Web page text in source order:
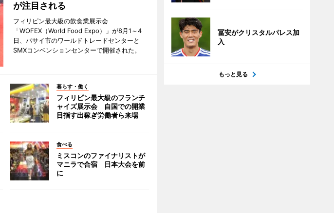
が注目される
フィリピン最大級の飲食業展示会
「WOFEX（World Food Expo）」が8月1～4
日、パサイ市のワールドトレードセンターと
SMXコンベンションセンターで開催された。
暮らす・働く
フィリピン最大級のフランチ
ャイズ展示会 自国での開業
目指す出稼ぎ労働者ら来場
食べる
ミスコンのファイナリストが
マニラで合宿 日本大会を前
に
冨安がクリスタルパレス加
入
もっと見る